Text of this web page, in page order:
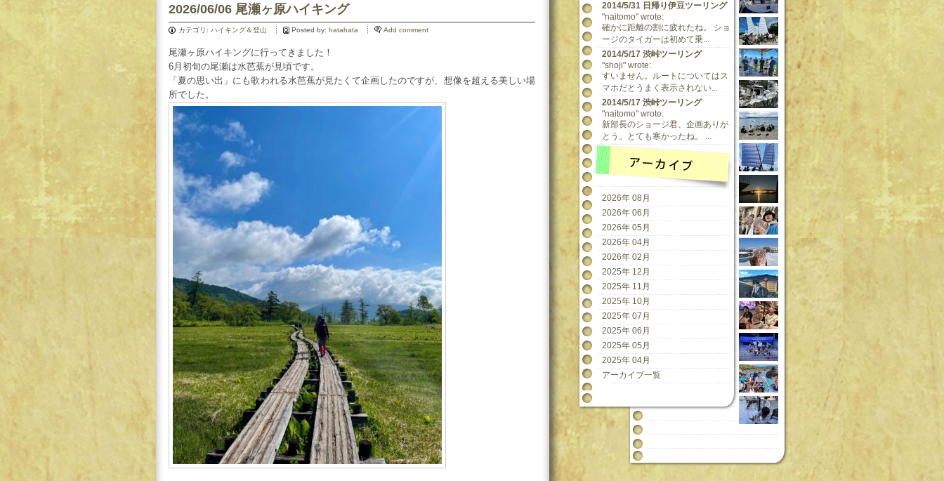
2026/06/06 尾瀬ヶ原ハイキング
カテゴリ: ハイキング＆登山 Posted by: hatahata Add comment
尾瀬ヶ原ハイキングに行ってきました！
6月初旬の尾瀬は水芭蕉が見頃です。
「夏の思い出」にも歌われる水芭蕉が見たくて企画したのですが、想像を超える美しい場
所でした。
2014/5/31 日帰り伊豆ツーリング
"naitomo" wrote:
確かに距離の割に疲れたね。 ショ
ージのタイガーは初めて乗...
2014/5/17 渋峠ツーリング
"shoji" wrote:
すいません。ルートについてはス
マホだとうまく表示されない...
2014/5/17 渋峠ツーリング
"naitomo" wrote:
新部長のショージ君、企画ありが
とう。とても寒かったね。 ...
2026年 08月
2026年 06月
2026年 05月
2026年 04月
2026年 02月
2025年 12月
2025年 11月
2025年 10月
2025年 07月
2025年 06月
2025年 05月
2025年 04月
アーカイブ一覧